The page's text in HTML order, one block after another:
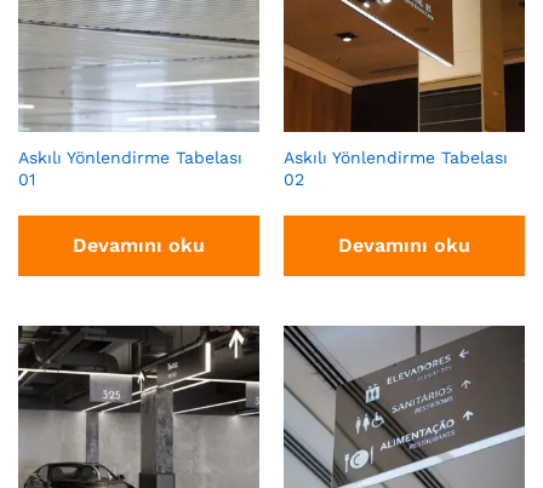
Askılı Yönlendirme Tabelası
01
Devamını oku
Askılı Yönlendirme Tabelası
02
Devamını oku